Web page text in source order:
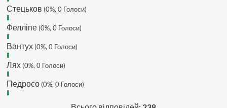
Hatsyk:А ще на сайті триває
посилання?
вставляєш лінк на свій профіль)
SVAT:Ніби вставив, а все одно
на профіль, а нижче ( Message)
Стецьков (0%, 0 Голоси)
Фелліпе (0%, 0 Голоси)
Вантух (0%, 0 Голоси)
Лях (0%, 0 Голоси)
Педросо (0%, 0 Голоси)